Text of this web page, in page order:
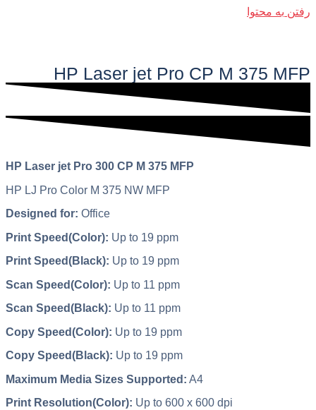
رفتن به محتوا
HP Laser jet Pro CP M 375 MFP​
HP Laser jet Pro 300 CP M 375 MFP
HP LJ Pro Color M 375 NW MFP
Designed for: Office
Print Speed(Color): Up to 19 ppm
Print Speed(Black): Up to 19 ppm
Scan Speed(Color): Up to 11 ppm
Scan Speed(Black): Up to 11 ppm
Copy Speed(Color): Up to 19 ppm
Copy Speed(Black): Up to 19 ppm
Maximum Media Sizes Supported: A4
Print Resolution(Color): Up to 600 x 600 dpi